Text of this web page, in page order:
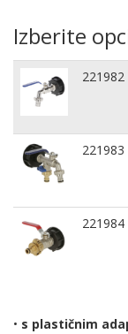
Izberite
221982
221983
221984
• s plastičnim